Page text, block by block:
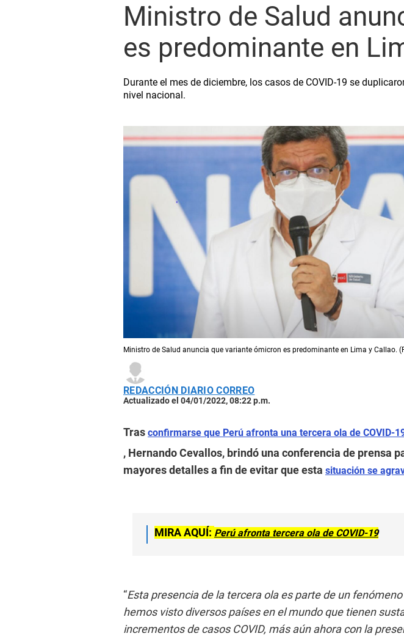
Ministro de Salud
es predominante en
Durante el mes de diciembre, los casos de COVID-19 se
nivel nacional.
Ministro de Salud anuncia que variante ómicron es predominante en Lima y Callao.
REDACCIÓN DIARIO CORREO
Actualizado el 04/01/2022, 08:22 p.m.
Tras confirmarse que Perú afronta una tercera ola de COVID-
, Hernando Cevallos, brindó una conferencia de prensa
mayores detalles a fin de evitar que esta situación se
MIRA AQUÍ: Perú afronta tercera ola de COVID-19
“Esta presencia de la tercera ola es parte de un
hemos visto diversos países en el mundo que tienen
incrementos de casos COVID, más aún ahora con la